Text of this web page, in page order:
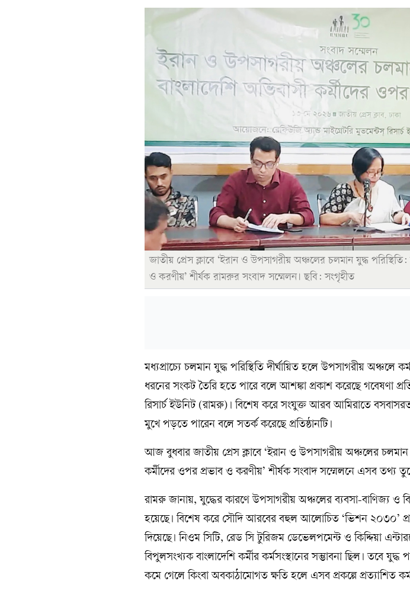
জাতীয় প্রেস ক্লাবে ‘ইরান ও উপসাগরীয় অঞ্চলের চলমান যুদ্ধ
ও করণীয়’ শীর্ষক রামরুর সংবাদ সম্মেলন। ছবি: সংগৃহীত
মধ্যপ্রাচ্যে চলমান যুদ্ধ পরিস্থিতি দীর্ঘায়িত হলে উপসাগরীয় অঞ্চলে
ধরনের সংকট তৈরি হতে পারে বলে আশঙ্কা প্রকাশ করেছে গবেষণা
রিসার্চ ইউনিট (রামরু)। বিশেষ করে সংযুক্ত আরব আমিরাতে
মুখে পড়তে পারেন বলে সতর্ক করেছে প্রতিষ্ঠানটি।
আজ বুধবার জাতীয় প্রেস ক্লাবে ‘ইরান ও উপসাগরীয় অঞ্চলের চলমান
কর্মীদের ওপর প্রভাব ও করণীয়’ শীর্ষক সংবাদ সম্মেলনে এসব তথ্য
রামরু জানায়, যুদ্ধের কারণে উপসাগরীয় অঞ্চলের ব্যবসা-বাণিজ্য ও
হয়েছে। বিশেষ করে সৌদি আরবের বহুল আলোচিত ‘ভিশন ২০৩০’
দিয়েছে। নিওম সিটি, রেড সি টুরিজম ডেভেলপমেন্ট ও কিদ্দিয়া
বিপুলসংখ্যক বাংলাদেশি কর্মীর কর্মসংস্থানের সম্ভাবনা ছিল। তবে যুদ্ধ
কমে গেলে কিংবা অবকাঠামোগত ক্ষতি হলে এসব প্রকল্পে প্রত্যাশিত